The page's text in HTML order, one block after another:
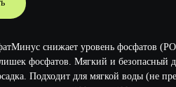
снижает уровень фосфатов
фосфатов. Мягкий и безопасный
Подходит для мягкой воды (не